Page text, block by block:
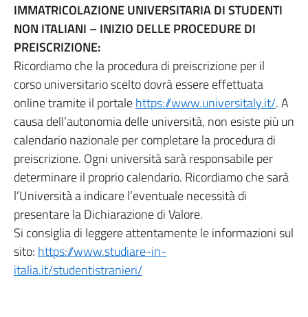
IMMATRICOLAZIONE UNIVERSITARIA DI STUDENTI
NON ITALIANI – INIZIO DELLE PROCEDURE DI
PREISCRIZIONE:
Ricordiamo che la procedura di preiscrizione per il
corso universitario scelto dovrà essere effettuata
online tramite il portalehttps://www.universitaly.it/. A
causa dell’autonomia delle università, non esiste più un
calendario nazionale per completare la procedura di
preiscrizione. Ogni università sarà responsabile per
determinare il proprio calendario. Ricordiamo che sarà
l’Università a indicare l’eventuale necessità di
presentare la Dichiarazione di Valore.
Si consiglia di leggere attentamente le informazioni sul
sito: https://www.studiare-in-
italia.it/studentistranieri/